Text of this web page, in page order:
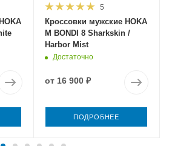
5
Кроссовки мужские HOKA
M BONDI 8 Sharkskin /
Harbor Mist
Достаточно
от 16 900 ₽
ПОДРОБНЕЕ